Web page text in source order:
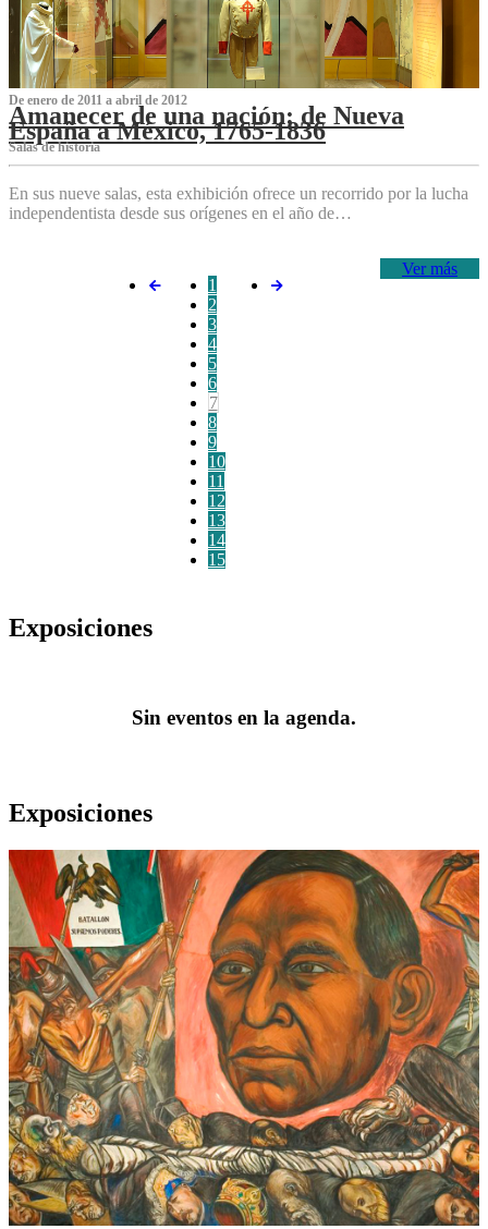
De enero de 2011 a abril de 2012
Amanecer de una nación: de Nueva
España a México, 1765-1836
Salas de historia
En sus nueve salas, esta exhibición ofrece un recorrido por la lucha
independentista desde sus orígenes en el año de…
Ver más
1
2
3
4
5
6
7
8
9
10
11
12
13
14
15
Exposiciones
Sin eventos en la agenda.
Exposiciones